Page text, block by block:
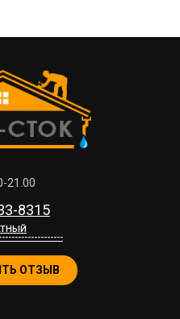
21.00
8315
ОТЗЫВ